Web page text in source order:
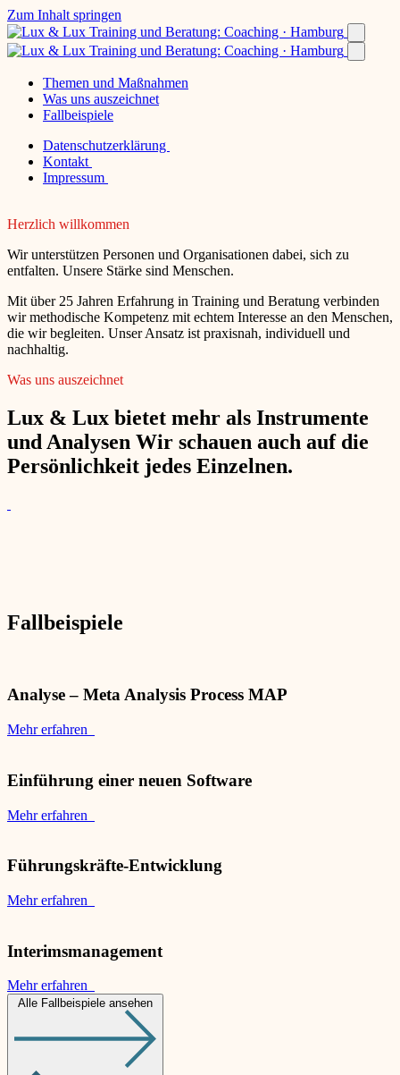
Zum Inhalt springen
Themen und Maßnahmen
Was uns auszeichnet
Fallbeispiele
Datenschutzerklärung
Kontakt
Impressum
Herzlich willkommen
Wir unterstützen Personen und Organisationen dabei, sich zu
entfalten. Unsere Stärke sind Menschen.
Mit über 25 Jahren Erfahrung in Training und Beratung verbinden
wir methodische Kompetenz mit echtem Interesse an den Menschen,
die wir begleiten. Unser Ansatz ist praxisnah, individuell und
nachhaltig.
Was uns auszeichnet
Lux & Lux bietet mehr als Instrumente
und Analysen Wir schauen auch auf die
Persönlichkeit jedes Einzelnen.
Fallbeispiele
Analyse – Meta Analysis Process MAP
Mehr erfahren
Einführung einer neuen Software
Mehr erfahren
Führungskräfte-Entwicklung
Mehr erfahren
Interimsmanagement
Mehr erfahren
Alle Fallbeispiele ansehen